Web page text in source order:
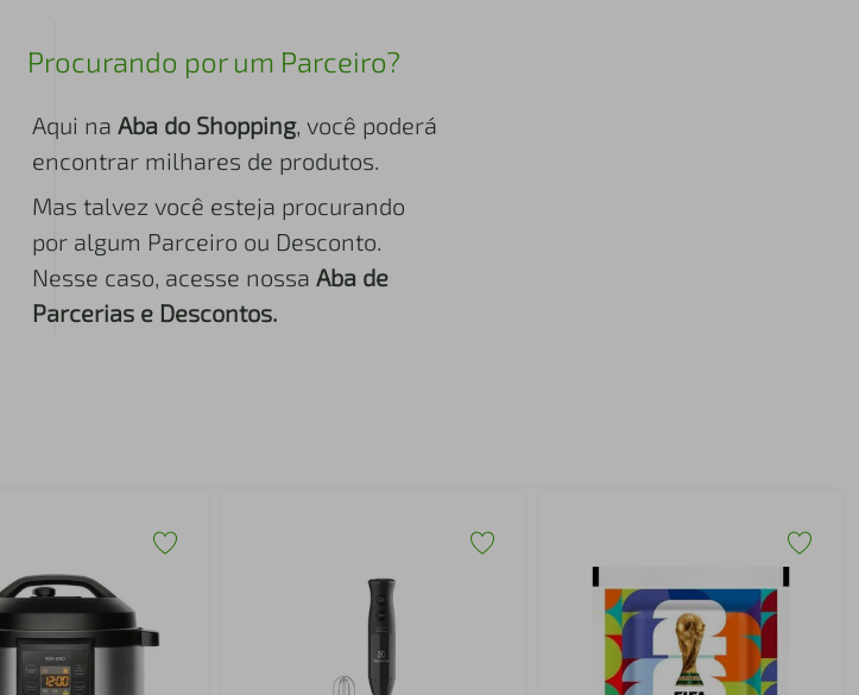
Procurando por um Parceiro?
Aqui na Aba do Shopping, você poderá
encontrar milhares de produtos.
Mas talvez você esteja procurando
por algum Parceiro ou Desconto.
Nesse caso, acesse nossa Aba de
Parcerias e Descontos.